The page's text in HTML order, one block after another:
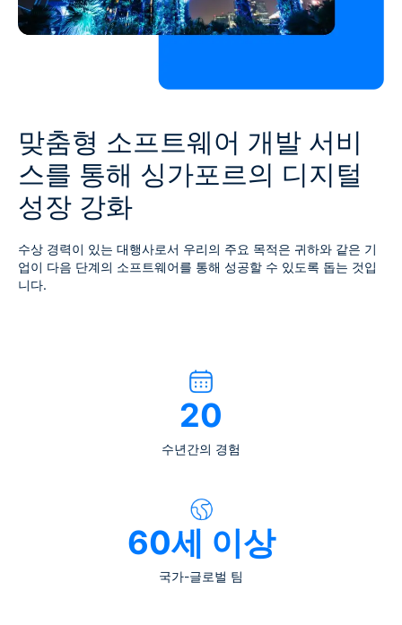
맞춤형 소프트웨어 개발 서비
스를 통해 싱가포르의 디지털
성장 강화
수상 경력이 있는 대행사로서 우리의 주요 목적은 귀하와 같은 기
업이 다음 단계의 소프트웨어를 통해 성공할 수 있도록 돕는 것입
니다.
20
수년간의 경험
60세 이상
국가-글로벌 팀